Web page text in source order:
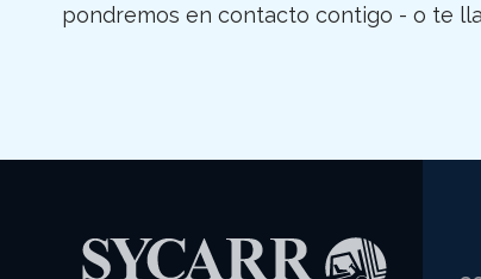
pondremos en contacto contigo - o te